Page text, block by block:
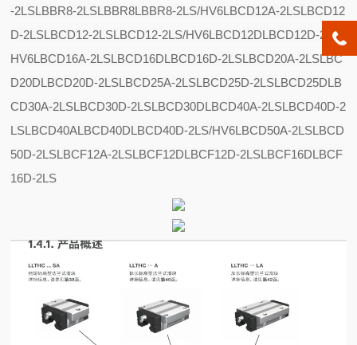
-2LSLBBR8-2LSLBBR8LBBR8-2LS/HV6LBCD12A-2LSLBCD12
D-2LSLBCD12-2LSLBCD12-2LS/HV6LBCD12DLBCD12D-2LS/
HV6LBCD16A-2LSLBCD16DLBCD16D-2LSLBCD20A-2LSLBC
D20DLBCD20D-2LSLBCD25A-2LSLBCD25D-2LSLBCD25DLB
CD30A-2LSLBCD30D-2LSLBCD30DLBCD40A-2LSLBCD40D-2
LSLBCD40ALBCD40DLBCD40D-2LS/HV6LBCD50A-2LSLBCD
50D-2LSLBCF12A-2LSLBCF12DLBCF12D-2LSLBCF16DLBCF
16D-2LS